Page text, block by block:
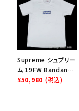
Supreme シュプリー
ム 19FW Bandana
Box Logo Tee バン
¥50,980 (税込)